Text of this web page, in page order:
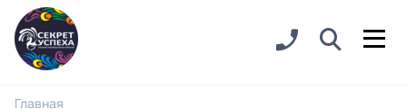
Главная